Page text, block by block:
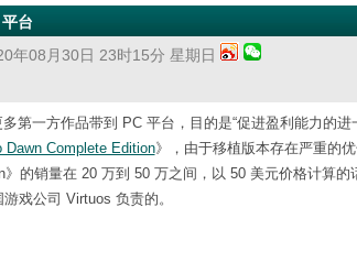
台
年08月30日 23时15分 星期日
第一方作品带到 PC 平台，目的是“促进盈利能力的
Dawn Complete Edition》，由于移植版本存在严重的
》的销量在 20 万到 50 万之间，以 50 美元价格计算
戏公司 Virtuos 负责的。